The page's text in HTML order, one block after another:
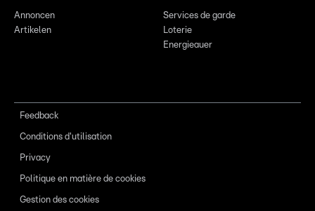
Annoncen
Artikelen
Services de garde
Loterie
Energieauer
Feedback
Conditions d'utilisation
Privacy
Politique en matière de cookies
Gestion des cookies